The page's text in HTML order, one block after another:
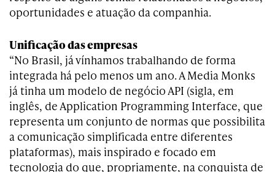
oportunidades e atuação da companhia.
Unificação das empresas
“No Brasil, já vínhamos trabalhando de forma
integrada há pelo menos um ano. A Media Monks
já tinha um modelo de negócio API (sigla, em
inglês, de Application Programming Interface, que
representa um conjunto de normas que possibilita
a comunicação simplificada entre diferentes
plataformas), mais inspirado e focado em
tecnologia do que, propriamente, na conquista de